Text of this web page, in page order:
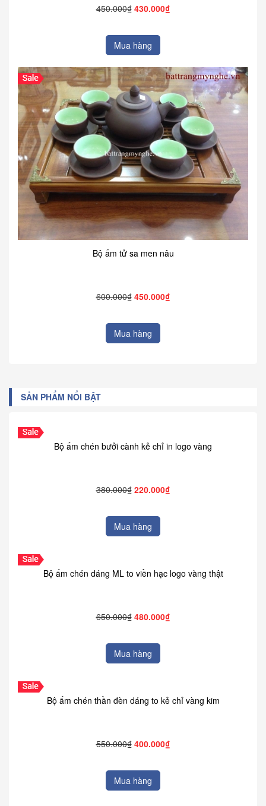
450.000₫ 430.000₫
Mua hàng
Bộ ấm tử sa men nâu
600.000₫ 450.000₫
Mua hàng
SẢN PHẨM NỔI BẬT
Bộ ấm chén bưởi cành kẻ chỉ in logo vàng
380.000₫ 220.000₫
Mua hàng
Bộ ấm chén dáng ML to viền hạc logo vàng thật
650.000₫ 480.000₫
Mua hàng
Bộ ấm chén thần đèn dáng to kẻ chỉ vàng kim
550.000₫ 400.000₫
Mua hàng